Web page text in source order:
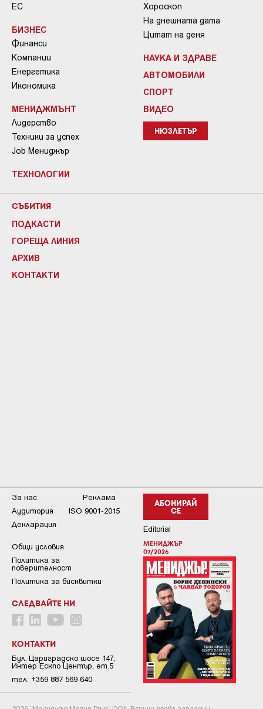
ЕС
БИЗНЕС
Финанси
Компании
Енергетика
Икономика
МЕНИДЖМЪНТ
Лидерство
Техники за успех
Job Мениджър
ТЕХНОЛОГИИ
Хороскоп
На днешната дата
Цитат на деня
НАУКА И ЗДРАВЕ
АВТОМОБИЛИ
СПОРТ
ВИДЕО
НЮЗЛЕТЪР
СЪБИТИЯ
ПОДКАСТИ
ГОРЕЩА ЛИНИЯ
АРХИВ
КОНТАКТИ
АБОНИРАЙ
СЕ
Editorial
МЕНИДЖЪР
07/2026
За нас
Реклама
Аудитория
ISO 9001-2015
Декларация
Общи условия
Пoлитикa зa
пoвepитeлнocт
Политика за бисквитки
СЛЕДВАЙТЕ НИ
КОНТАКТИ
Бул. Цариградско шосе 147,
Интер Ескпо Център, ет.5
тел: +359 887 569 640